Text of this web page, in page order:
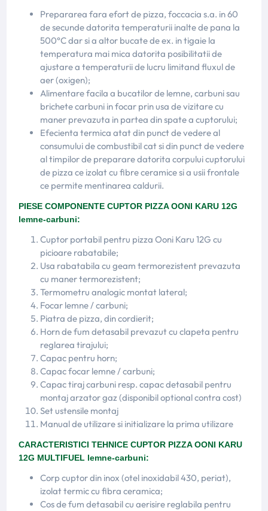
Prepararea fara efort de pizza, foccacia s.a. in 60
de secunde datorita temperaturii inalte de pana la
500°C dar si a altor bucate de ex. in tigaie la
temperatura mai mica datorita posibilitatii de
ajustare a temperaturii de lucru limitand fluxul de
aer (oxigen);
Alimentare facila a bucatilor de lemne, carbuni sau
brichete carbuni in focar prin usa de vizitare cu
maner prevazuta in partea din spate a cuptorului;
Efecienta termica atat din punct de vedere al
consumului de combustibil cat si din punct de vedere
al timpilor de preparare datorita corpului cuptorului
de pizza ce izolat cu fibre ceramice si a usii frontale
ce permite mentinarea caldurii.
PIESE COMPONENTE CUPTOR PIZZAOONI KARU 12G
lemne-carbuni:
Cuptor portabil pentru pizza Ooni Karu 12G cu
picioare rabatabile;
Usa rabatabila cu geam termorezistent prevazuta
cu maner termorezistent;
Termometru analogic montat lateral;
Focar lemne / carbuni;
Piatra de pizza, din cordierit;
Horn de fum detasabil prevazut cu clapeta pentru
reglarea tirajului;
Capac pentru horn;
Capac focar lemne / carbuni;
Capac tiraj carbuni resp. capac detasabil pentru
montaj arzator gaz (disponibil optional contra cost)
Set ustensile montaj
Manual de utilizare si initializare la prima utilizare
CARACTERISTICI TEHNICE CUPTOR PIZZAOONI KARU
12G MULTIFUEL lemne-carbuni:
Corp cuptor din inox (otel inoxidabil 430, periat),
izolat termic cu fibra ceramica;
Cos de fum detasabil cu aerisire reglabila pentru